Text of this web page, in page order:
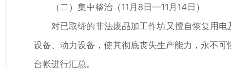
（二）集中整治（11月8日—11月14日）
对已取缔的非法废品加工作坊又擅自恢复用
设备、动力设备，使其彻底丧失生产能力，永不
台帐进行汇总。